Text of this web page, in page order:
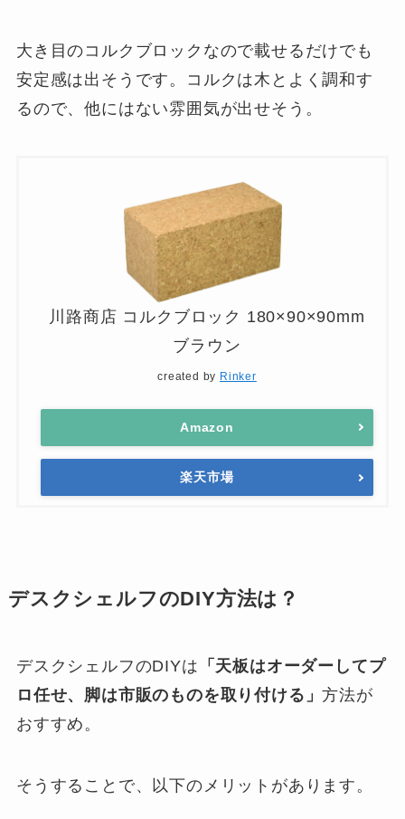
大き目のコルクブロックなので載せるだけでも
安定感は出そうです。コルクは木とよく調和す
るので、他にはない雰囲気が出せそう。
川路商店 コルクブロック 180×90×90mm
ブラウン
created by Rinker
Amazon
楽天市場
デスクシェルフのDIY方法は？
デスクシェルフのDIYは 「天板はオーダーしてプ
ロ任せ、脚は市販のものを取り付ける」方法が
おすすめ。
そうすることで、以下のメリットがあります。